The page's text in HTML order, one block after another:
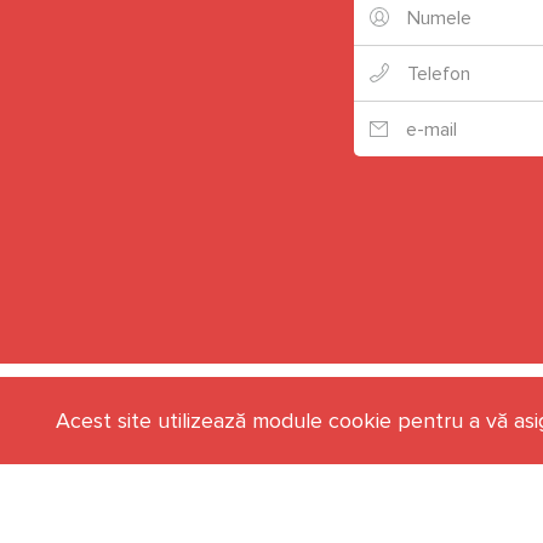
+40 (735) 638 638
Acest site utilizează module cookie pentru a vă